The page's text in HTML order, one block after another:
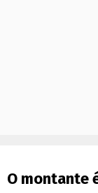
O montante